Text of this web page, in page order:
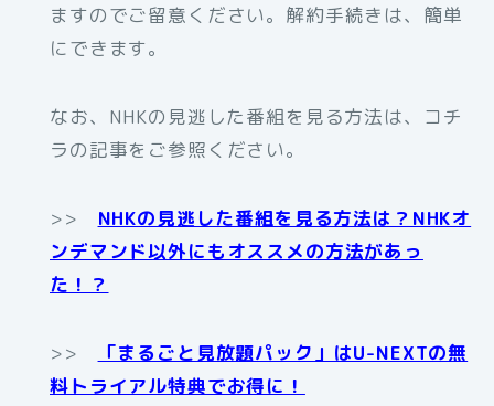
ますのでご留意ください。解約手続きは、簡単
にできます。
なお、NHKの見逃した番組を見る方法は、コチ
ラの記事をご参照ください。
>> NHKの見逃した番組を見る方法は？NHKオ
ンデマンド以外にもオススメの方法があっ
た！？
>>
「まるごと見放題パック」はU-NEXTの無
料トライアル特典でお得に！